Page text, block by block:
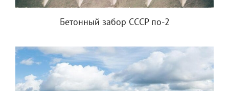
Бетонный забор СССР по-2